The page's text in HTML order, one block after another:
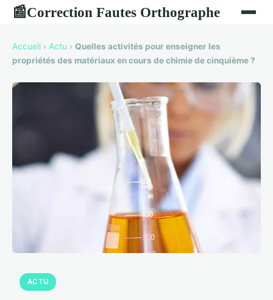
📰Correction Fautes Orthographe
Accueil › Actu › Quelles activités pour enseigner les
propriétés des matériaux en cours de chimie de cinquième ?
ACTU